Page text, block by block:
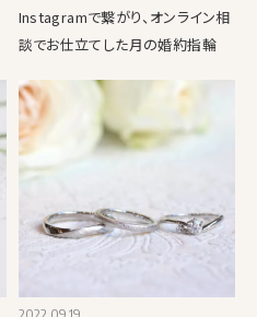
Instagramで繋がり、オンライン相
談でお仕立てした月の婚約指輪
2022.09.19